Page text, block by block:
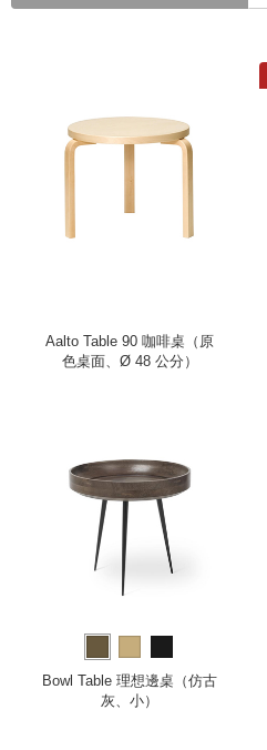
Aalto Table 90 咖啡桌（原
色桌面、Ø 48 公分）
Bowl Table 理想邊桌（仿古
灰、小）